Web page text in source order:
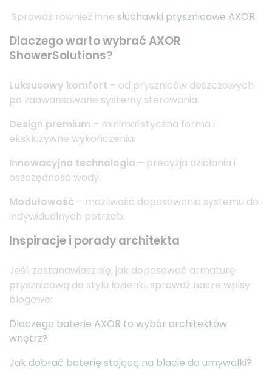
Sprawdź również inne słuchawki prysznicowe AXOR.
Dlaczego warto wybrać AXOR
ShowerSolutions?
Luksusowy komfort – od pryszniców deszczowych
po zaawansowane systemy sterowania.
Design premium – minimalistyczna forma i
ekskluzywne wykończenia.
Innowacyjna technologia – precyzja działania i
oszczędność wody.
Modułowość – możliwość dopasowania systemu do
indywidualnych potrzeb.
Inspiracje i porady architekta
Jeśli zastanawiasz się, jak dopasować armaturę
prysznicową do stylu łazienki, sprawdź nasze wpisy
blogowe:
Dlaczego baterie AXOR to wybór architektów
wnętrz?
Jak dobrać baterię stojącą na blacie do umywalki?